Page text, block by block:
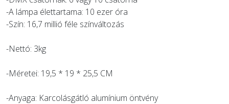
-A lámpa élettartama: 10 ezer óra
-Szín: 16,7 millió féle színváltozás
-Nettó: 3kg
-Méretei: 19,5 * 19 * 25,5 CM
-Anyaga: Karcolásgátló alumínium öntvény